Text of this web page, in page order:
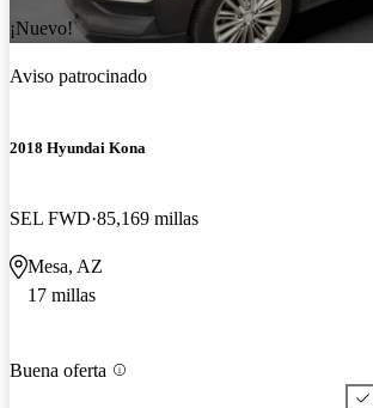
¡Nuevo!
Aviso patrocinado
2018 Hyundai Kona
SEL FWD 85,169 millas
Mesa, AZ
17 millas
Buena oferta